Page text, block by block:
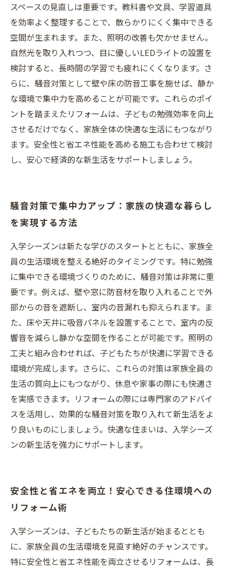
スペースの見直しは重要です。教科書や文具、学習道具
を効率よく整理することで、散らかりにくく集中できる
空間が生まれます。また、照明の改善も欠かせません。
自然光を取り入れつつ、目に優しいLEDライトの設置を
検討すると、長時間の学習でも疲れにくくなります。さ
らに、騒音対策として壁や床の防音工事を施せば、静か
な環境で集中力を高めることが可能です。これらのポイ
ントを踏まえたリフォームは、子どもの勉強効率を向上
させるだけでなく、家族全体の快適な生活にもつながり
ます。安全性と省エネ性能を高める施工も合わせて検討
し、安心で経済的な新生活をサポートしましょう。
騒音対策で集中力アップ：家族の快適な暮らし
を実現する方法
入学シーズンは新たな学びのスタートとともに、家族全
員の生活環境を整える絶好のタイミングです。特に勉強
に集中できる環境づくりのために、騒音対策は非常に重
要です。例えば、壁や窓に防音材を取り入れることで外
部からの音を遮断し、室内の音漏れも抑えられます。ま
た、床や天井に吸音パネルを設置することで、室内の反
響音を減らし静かな空間を作ることが可能です。照明の
工夫と組み合わせれば、子どもたちが快適に学習できる
環境が完成します。さらに、これらの対策は家族全員の
生活の質向上にもつながり、休息や家事の際にも快適さ
を実感できます。リフォームの際には専門家のアドバイ
スを活用し、効果的な騒音対策を取り入れて新生活をよ
り良いものにしましょう。快適な住まいは、入学シーズ
ンの新生活を強力にサポートします。
安全性と省エネを両立！安心できる住環境への
リフォーム術
入学シーズンは、子どもたちの新生活が始まるととも
に、家族全員の生活環境を見直す絶好のチャンスです。
特に安全性と省エネ性能を両立させるリフォームは、長